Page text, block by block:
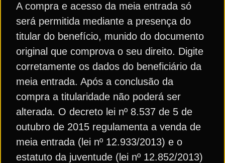
A compra e acesso da meia entrada só
será permitida mediante a presença do
titular do benefício, munido do documento
original que comprova o seu direito. Digite
corretamente os dados do beneficiário da
meia entrada. Após a conclusão da
compra a titularidade não poderá ser
alterada. O decreto lei nº 8.537 de 5 de
outubro de 2015 regulamenta a venda de
meia entrada (lei nº 12.933/2013) e o
estatuto da juventude (lei nº 12.852/2013)